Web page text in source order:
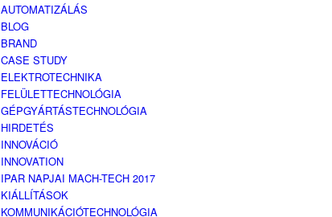
AUTOMATIZÁLÁS
BLOG
BRAND
CASE STUDY
ELEKTROTECHNIKA
FELÜLETTECHNOLÓGIA
GÉPGYÁRTÁSTECHNOLÓGIA
HIRDETÉS
INNOVÁCIÓ
INNOVATION
IPAR NAPJAI MACH-TECH 2017
KIÁLLÍTÁSOK
KOMMUNIKÁCIÓTECHNOLÓGIA